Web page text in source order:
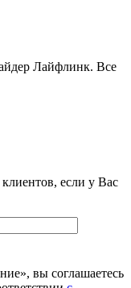
Лайфлинк. Все
если у Вас
вы соглашаетесь